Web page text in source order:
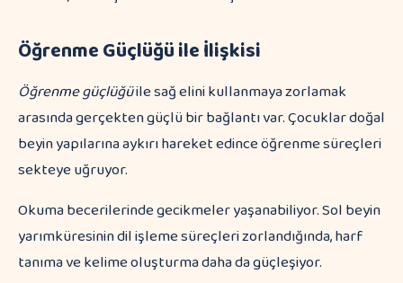
Öğrenme Güçlüğü ile İlişkisi
Öğrenme güçlüğüile sağ elini kullanmaya zorlamak
arasında gerçekten güçlü bir bağlantı var. Çocuklar doğal
beyin yapılarına aykırı hareket edince öğrenme süreçleri
sekteye uğruyor.
Okuma becerilerinde gecikmeler yaşanabiliyor. Sol beyin
yarımküresinin dil işleme süreçleri zorlandığında, harf
tanıma ve kelime oluşturma daha da güçleşiyor.